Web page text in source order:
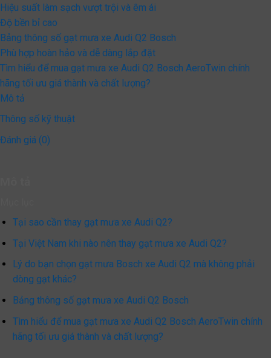
Hiệu suất làm sạch vượt trội và êm ái
Độ bền bỉ cao
Bảng thông số gạt mưa xe Audi Q2 Bosch
Phù hợp hoàn hảo và dễ dàng lắp đặt
Tìm hiểu để mua gạt mưa xe Audi Q2 Bosch AeroTwin chính
hãng tối ưu giá thành và chất lượng?
Mô tả
Thông số kỹ thuật
Đánh giá (0)
Tại sao cần thay gạt mưa xe Audi Q2?
Tại Việt Nam khi nào nên thay gạt mưa xe Audi Q2?
Lý do bạn chọn gạt mưa Bosch xe Audi Q2 mà không phải
dòng gạt khác?
Bảng thông số gạt mưa xe Audi Q2 Bosch
Tìm hiểu để mua gạt mưa xe Audi Q2 Bosch AeroTwin chính
hãng tối ưu giá thành và chất lượng?